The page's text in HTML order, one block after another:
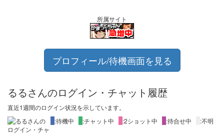
所属サイト
プロフィール/待機画面を見る
るるさんのログイン・チャット履歴
直近1週間のログイン状況を示しています。
:待機中 :チャット中 :2ショット中 :待合せ中 :不明